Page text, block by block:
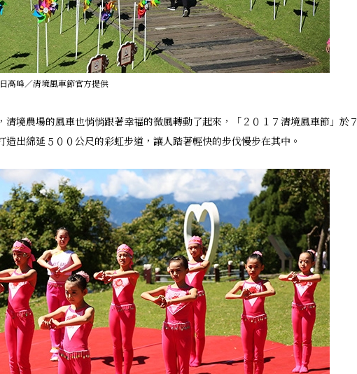
高峰／清境風車節官方提供
境農場的風車也悄悄跟著幸福的微風轉動了起來，「２０１７清境風車節」於７
出綿延５００公尺的彩虹步道，讓人踏著輕快的步伐慢步在其中。